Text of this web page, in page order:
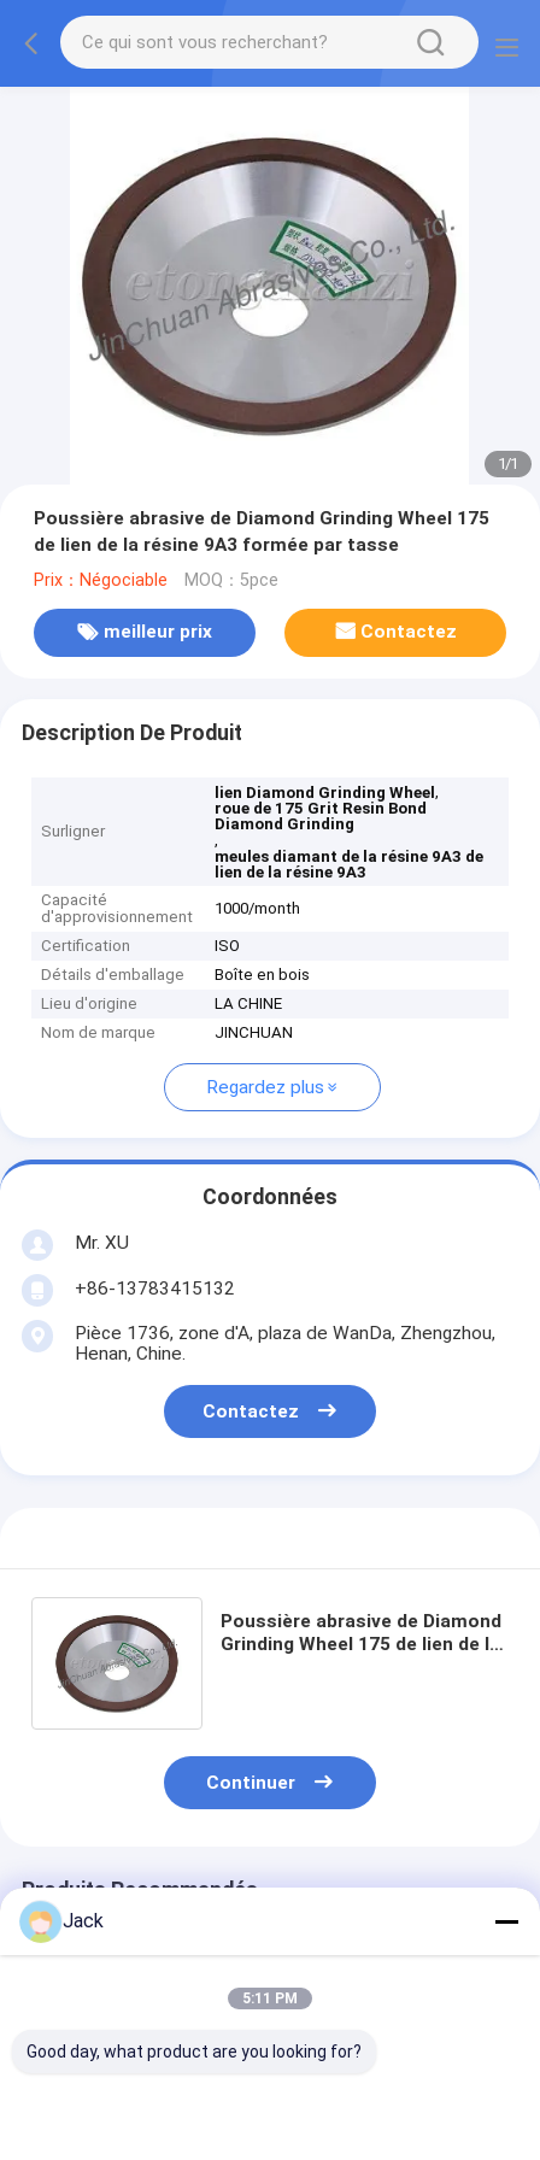
1/1
Poussière abrasive de Diamond Grinding Wheel 175
de lien de la résine 9A3 formée par tasse
Prix：Négociable MOQ：5pce
meilleur prix Contactez
Description De Produit
Surligner
lien Diamond Grinding Wheel,
roue de 175 Grit Resin Bond
Diamond Grinding
,
meules diamant de la résine 9A3 de
lien de la résine 9A3
Capacité
d'approvisionnement
1000/month
Certification
ISO
Détails d'emballage
Boîte en bois
Lieu d'origine
LA CHINE
Nom de marque
JINCHUAN
Regardez plus
Coordonnées
Mr. XU
+86-13783415132
Pièce 1736, zone d'A, plaza de WanDa, Zhengzhou,
Henan, Chine.
Contactez
Poussière abrasive de Diamond
Grinding Wheel 175 de lien de la
Continuer
Produits Recommandés
Jack
5:11 PM
Good day, what product are you looking for?